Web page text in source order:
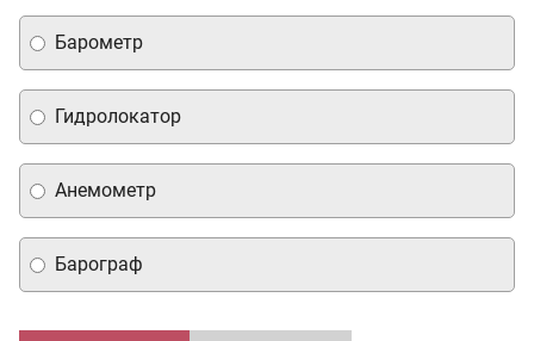
Барометр
Гидролокатор
Анемометр
Барограф